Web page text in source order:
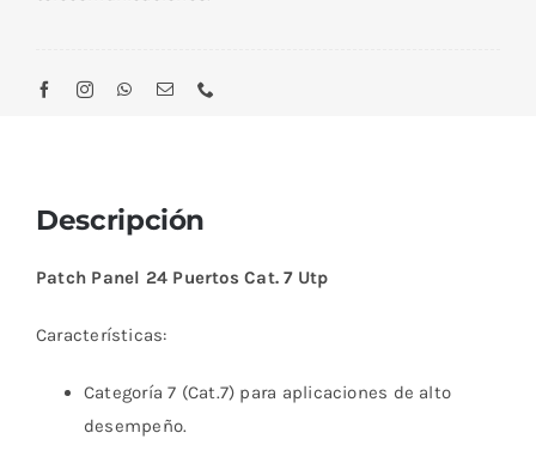
Descripción
Patch Panel 24 Puertos Cat. 7 Utp
Características:
Categoría 7 (Cat.7) para aplicaciones de alto
desempeño.